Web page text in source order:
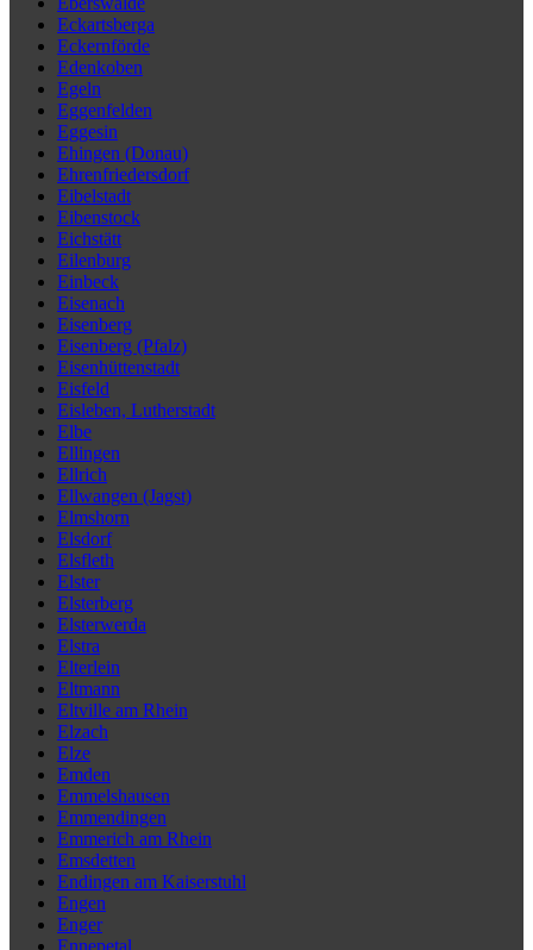
Eckartsberga
Eckernförde
Edenkoben
Egeln
Eggenfelden
Eggesin
Ehingen (Donau)
Ehrenfriedersdorf
Eibelstadt
Eibenstock
Eichstätt
Eilenburg
Einbeck
Eisenach
Eisenberg
Eisenberg (Pfalz)
Eisenhüttenstadt
Eisfeld
Eisleben, Lutherstadt
Elbe
Ellingen
Ellrich
Ellwangen (Jagst)
Elmshorn
Elsdorf
Elsfleth
Elster
Elsterberg
Elsterwerda
Elstra
Elterlein
Eltmann
Eltville am Rhein
Elzach
Elze
Emden
Emmelshausen
Emmendingen
Emmerich am Rhein
Emsdetten
Endingen am Kaiserstuhl
Engen
Enger